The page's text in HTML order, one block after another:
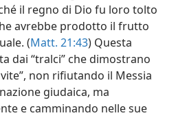
il regno di Dio fu loro tolto
avrebbe prodotto il frutto
(Matt. 21:43) Questa
dai “tralci” che dimostrano
non rifiutando il Messia
giudaica, ma
e camminando nelle sue